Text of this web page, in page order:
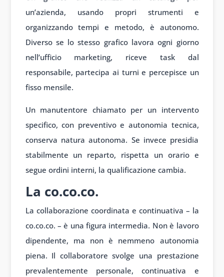
un’azienda, usando propri strumenti e
organizzando tempi e metodo, è autonomo.
Diverso se lo stesso grafico lavora ogni giorno
nell’ufficio marketing, riceve task dal
responsabile, partecipa ai turni e percepisce un
fisso mensile.
Un manutentore chiamato per un intervento
specifico, con preventivo e autonomia tecnica,
conserva natura autonoma. Se invece presidia
stabilmente un reparto, rispetta un orario e
segue ordini interni, la qualificazione cambia.
La co.co.co.
La collaborazione coordinata e continuativa – la
co.co.co. – è una figura intermedia. Non è lavoro
dipendente, ma non è nemmeno autonomia
piena. Il collaboratore svolge una prestazione
prevalentemente personale, continuativa e